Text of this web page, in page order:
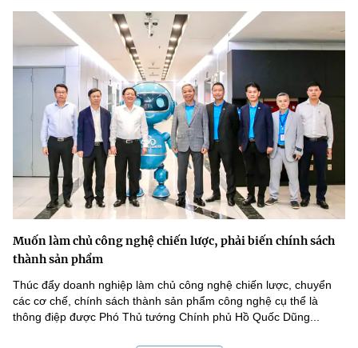
Muốn làm chủ công nghệ chiến lược, phải biến chính sách
thành sản phẩm
Thúc đẩy doanh nghiệp làm chủ công nghệ chiến lược, chuyển
các cơ chế, chính sách thành sản phẩm công nghệ cụ thể là
thông điệp được Phó Thủ tướng Chính phủ Hồ Quốc Dũng...